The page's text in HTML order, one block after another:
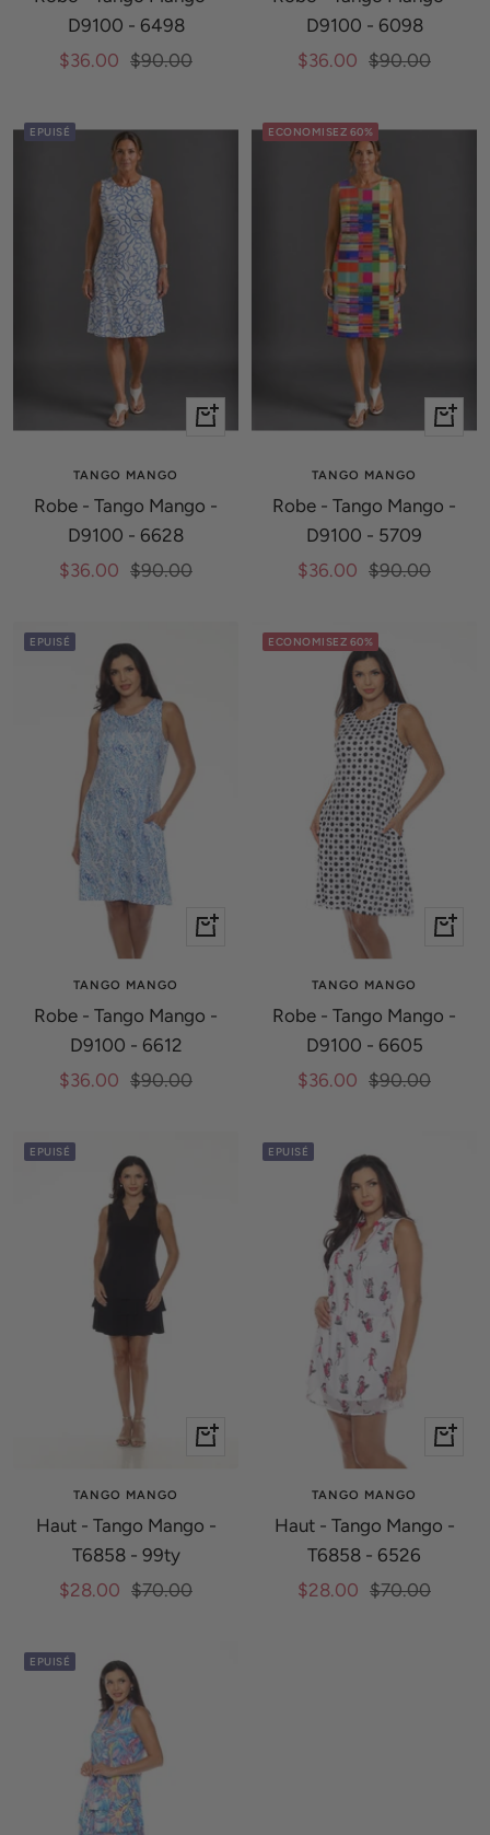
D9100 - 6498
Prix
vente
$36.00 Prix
$90.00
D9100 - 6098
Prix
vente
$36.00 Prix
$90.00
EPUISÉ
Apercu
TANGO MANGO
Robe - Tango Mango -
D9100 - 6628
Prix
vente
$36.00 Prix
$90.00
ECONOMISEZ 60%
Apercu
TANGO MANGO
Robe - Tango Mango -
D9100 - 5709
Prix
vente
$36.00 Prix
$90.00
EPUISÉ
Apercu
TANGO MANGO
Robe - Tango Mango -
D9100 - 6612
Prix
vente
$36.00 Prix
$90.00
ECONOMISEZ 60%
Apercu
TANGO MANGO
Robe - Tango Mango -
D9100 - 6605
Prix
vente
$36.00 Prix
$90.00
EPUISÉ
Apercu
TANGO MANGO
Haut - Tango Mango -
T6858 - 99ty
Prix
vente
$28.00 Prix
$70.00
EPUISÉ
Apercu
TANGO MANGO
Haut - Tango Mango -
T6858 - 6526
Prix
$28.00 Prix
$70.00
EPUISÉ